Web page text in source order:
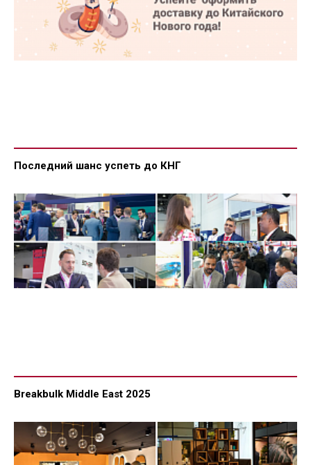
Последний шанс успеть до КНГ
Breakbulk Middle East 2025